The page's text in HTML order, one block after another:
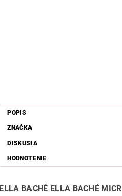
POPIS
ZNAČKA
DISKUSIA
HODNOTENIE
ELLA BACHÉ ELLA BACHÉ